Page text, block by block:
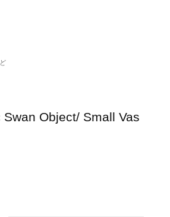
Object/ Small Vas